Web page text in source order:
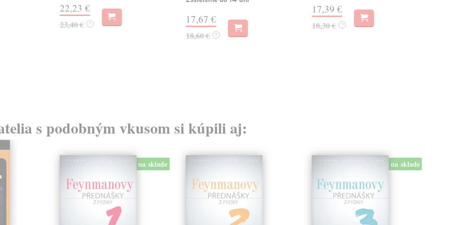
22,23 €
23,40 € ? 17,67 €
18,60 € ?
17,39 €
18,30 € ?
s podobným vkusom si kúpili aj:
na sklade na sklade